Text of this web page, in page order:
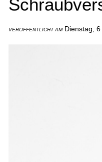
VERÖFFENTLICHT AMDienstag, 6